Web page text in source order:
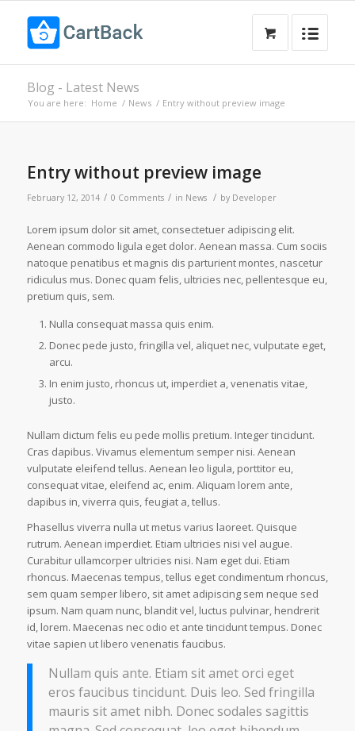
Blog - Latest News
You are here: Home / News / Entry without preview image
Entry without preview image
February 12, 2014 / 0 Comments / in News / by Developer
Lorem ipsum dolor sit amet, consectetuer adipiscing elit.
Aenean commodo ligula eget dolor. Aenean massa. Cum sociis
natoque penatibus et magnis dis parturient montes, nascetur
ridiculus mus. Donec quam felis, ultricies nec, pellentesque eu,
pretium quis, sem.
Nulla consequat massa quis enim.
Donec pede justo, fringilla vel, aliquet nec, vulputate eget,
arcu.
In enim justo, rhoncus ut, imperdiet a, venenatis vitae,
justo.
Nullam dictum felis eu pede mollis pretium. Integer tincidunt.
Cras dapibus. Vivamus elementum semper nisi. Aenean
vulputate eleifend tellus. Aenean leo ligula, porttitor eu,
consequat vitae, eleifend ac, enim. Aliquam lorem ante,
dapibus in, viverra quis, feugiat a, tellus.
Phasellus viverra nulla ut metus varius laoreet. Quisque
rutrum. Aenean imperdiet. Etiam ultricies nisi vel augue.
Curabitur ullamcorper ultricies nisi. Nam eget dui. Etiam
rhoncus. Maecenas tempus, tellus eget condimentum rhoncus,
sem quam semper libero, sit amet adipiscing sem neque sed
ipsum. Nam quam nunc, blandit vel, luctus pulvinar, hendrerit
id, lorem. Maecenas nec odio et ante tincidunt tempus. Donec
vitae sapien ut libero venenatis faucibus.
Nullam quis ante. Etiam sit amet orci eget
eros faucibus tincidunt. Duis leo. Sed fringilla
mauris sit amet nibh. Donec sodales sagittis